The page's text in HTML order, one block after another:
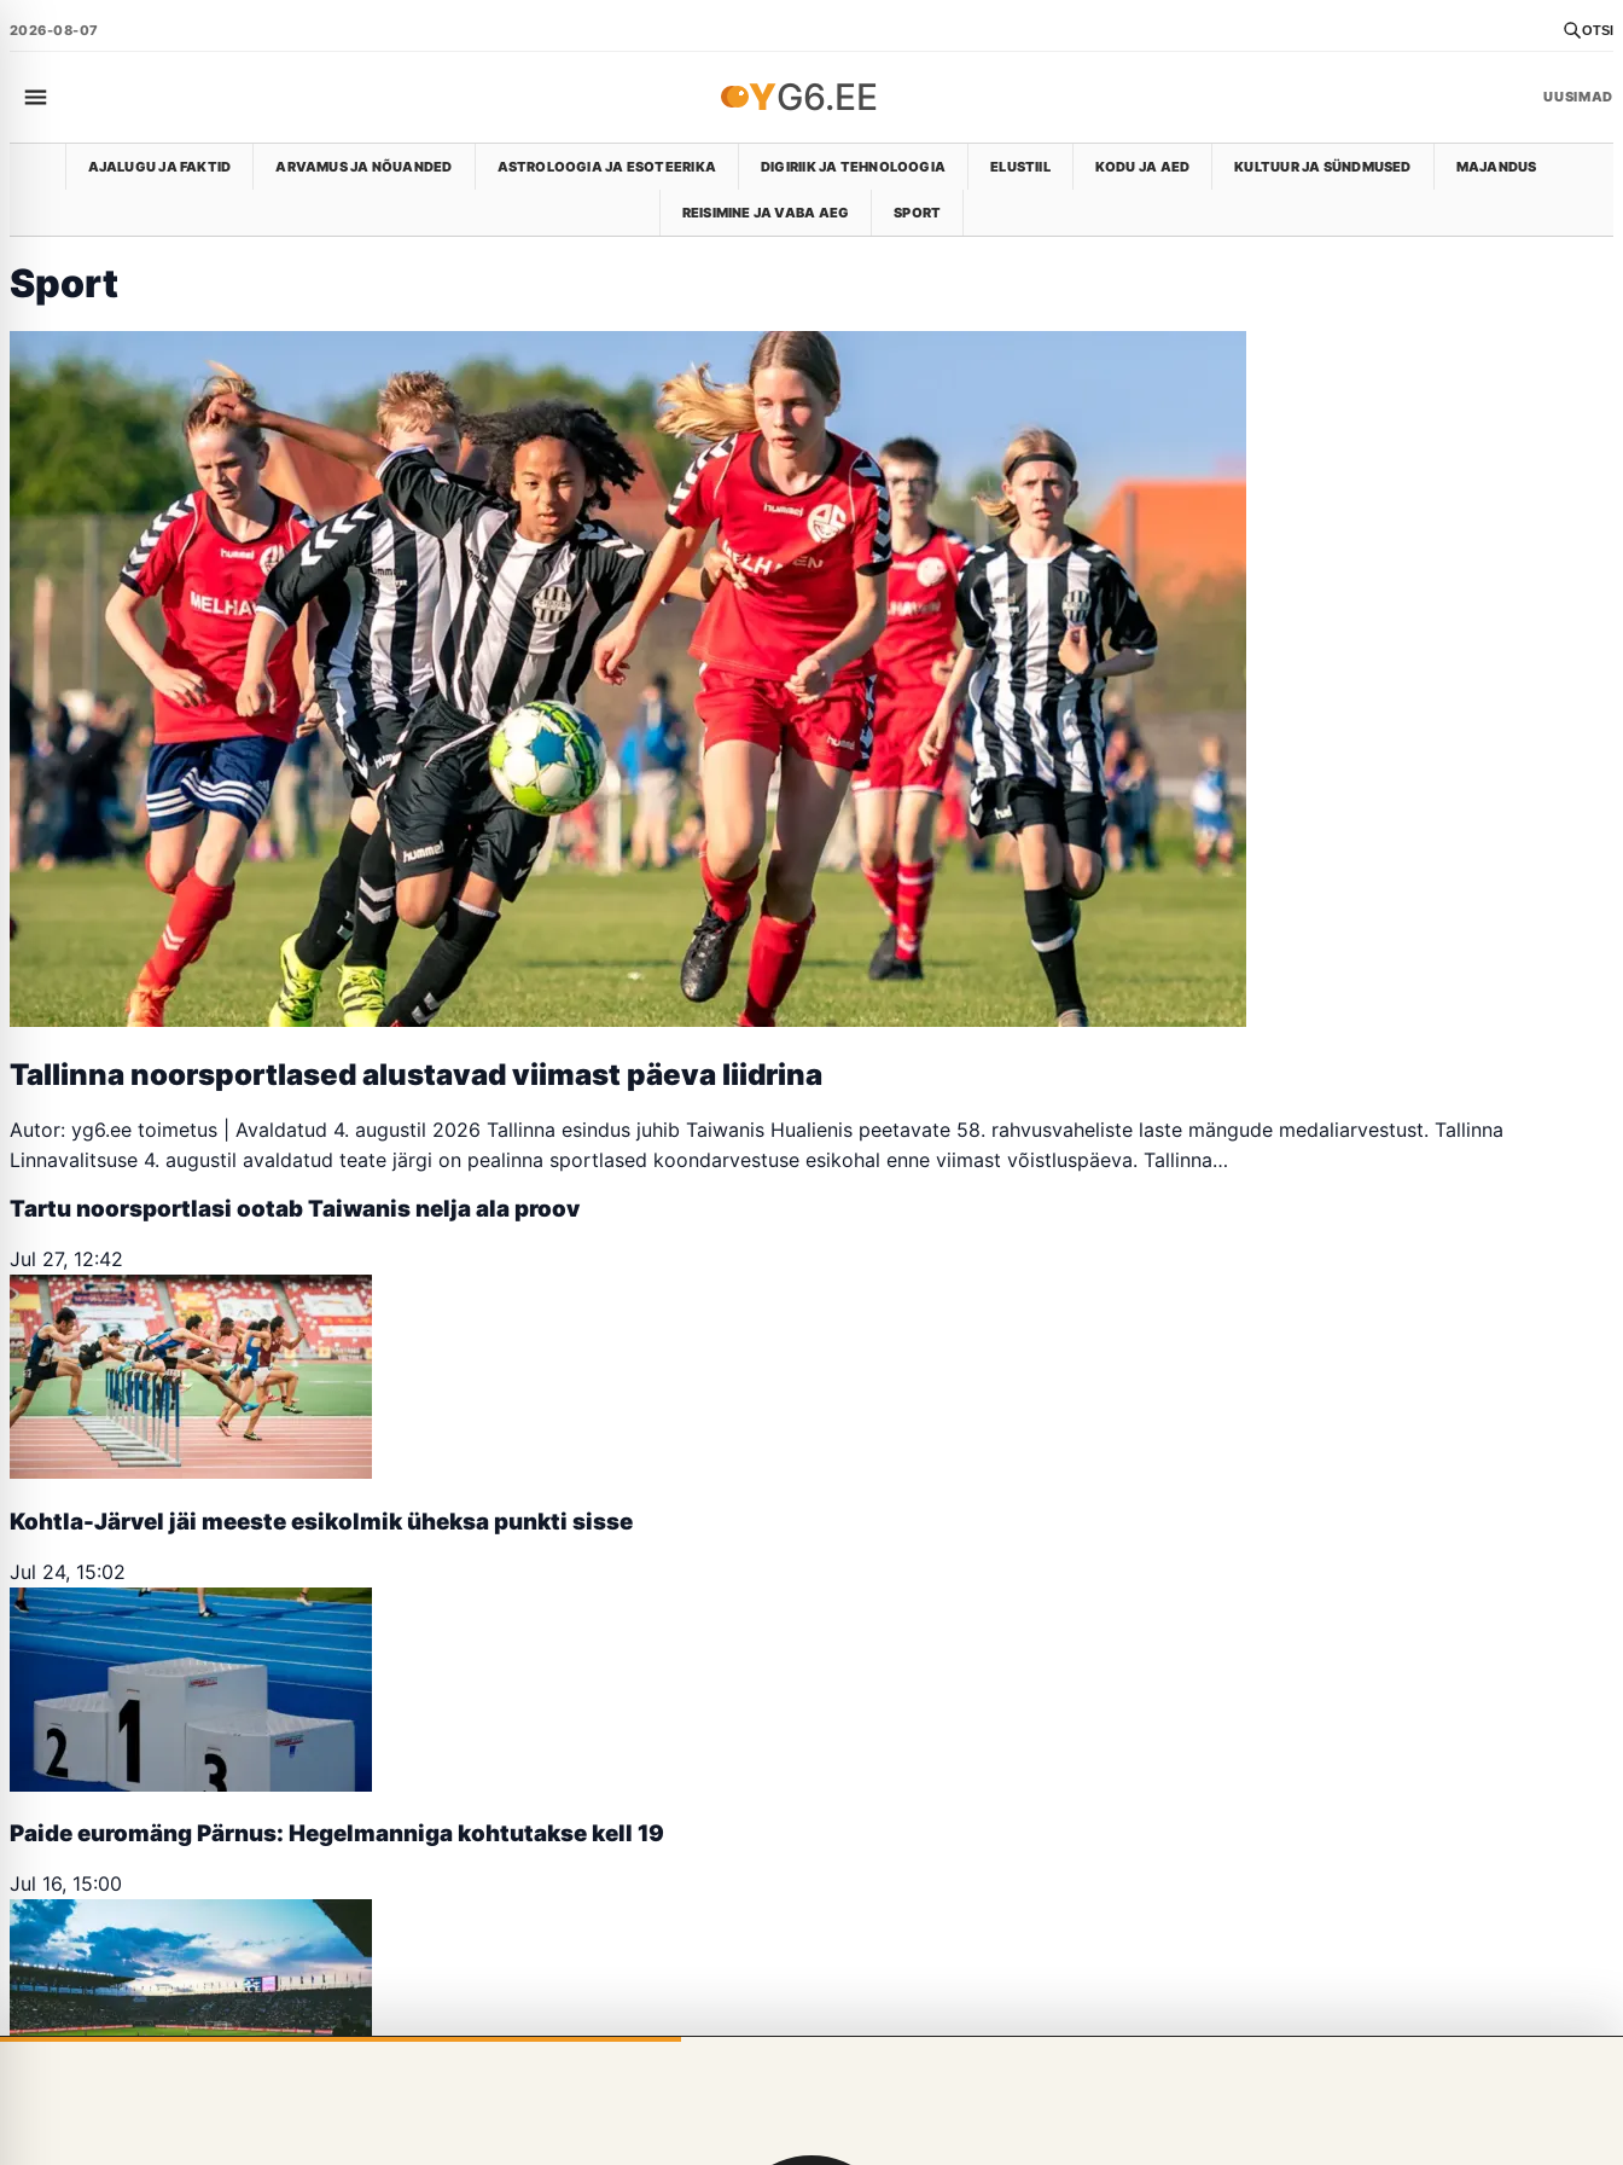
2026-08-07 OTSI
YG6.EE UUSIMAD
AJALUGU JA FAKTID ARVAMUS JA NÕUANDED ASTROLOOGIA JA ESOTEERIKA DIGIRIIK JA TEHNOLOOGIA ELUSTIIL KODU JA AED KULTUUR JA SÜNDMUSED MAJANDUS
REISIMINE JA VABA AEG SPORT
Sport
Tallinna noorsportlased alustavad viimast päeva liidrina
Autor: yg6.ee toimetus | Avaldatud 4. augustil 2026 Tallinna esindus juhib Taiwanis Hualienis peetavate 58. rahvusvaheliste laste mängude medaliarvestust. Tallinna
Linnavalitsuse 4. augustil avaldatud teate järgi on pealinna sportlased koondarvestuse esikohal enne viimast võistluspäeva. Tallinna…
Tartu noorsportlasi ootab Taiwanis nelja ala proov
Jul 27, 12:42
Kohtla-Järvel jäi meeste esikolmik üheksa punkti sisse
Jul 24, 15:02
Paide euromäng Pärnus: Hegelmanniga kohtutakse kell 19
Jul 16, 15:00